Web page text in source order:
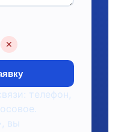
✕
телефон,
вы